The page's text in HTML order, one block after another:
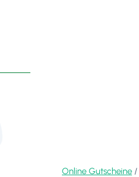
Online Gutscheine /